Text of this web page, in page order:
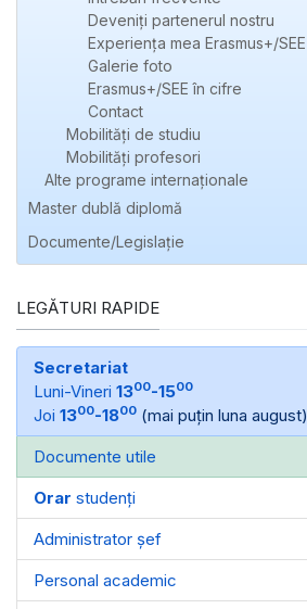
Deveniți partenerul nostru
Experienţa mea Erasmus+/SEE
Galerie foto
Erasmus+/SEE în cifre
Contact
Mobilități de studiu
Mobilități profesori
Alte programe internaţionale
Master dublă diplomă
Documente/Legislație
LEGĂTURI RAPIDE
Secretariat
Luni-Vineri 1300-1500
Joi 1300-1800 (mai puțin luna august)
Documente utile
Orar studenți
Administrator șef
Personal academic